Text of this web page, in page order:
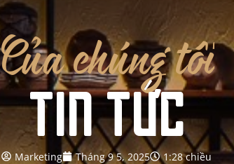
chúng tôi
TIN TỨC
Marketing Tháng 9 5, 2025 1:28 chiều